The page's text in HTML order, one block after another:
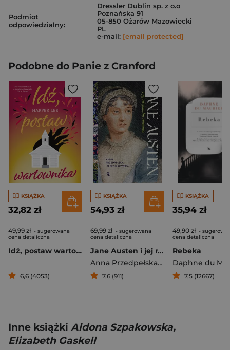
Podmiot
odpowiedzialny:
Dressler Dublin sp. z o.o
Poznańska 91
05-850 Ożarów Mazowiecki
PL
e-mail: [email protected]
Podobne do Panie z Cranford
KSIĄŻKA
32,82 zł
49,99 zł - sugerowana
cena detaliczna
Idź, postaw wartownika
6,6 (4053)
KSIĄŻKA
54,93 zł
69,99 zł - sugerowana
cena detaliczna
Jane Austen i jej racjonalne romanse
Anna Przedpełska-Trzeciakowska
7,6 (911)
KSIĄŻKA
35,94 zł
49,90 zł -
cena detaliczna
Rebeka
Daphne du
7,5 (12667)
Inne książki Aldona Szpakowska,
Elizabeth Gaskell